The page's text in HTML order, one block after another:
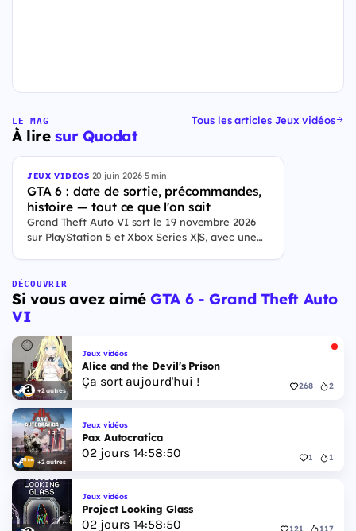
LE MAG
À liresur Quodat
Tous les articles Jeux vidéos
JEUX VIDÉOS·20 juin 2026·5 min
GTA 6 : date de sortie, précommandes,
histoire — tout ce que l'on sait
Grand Theft Auto VI sort le 19 novembre 2026
sur PlayStation 5 et Xbox Series X|S, avec une
Floride, et sa ville Vice City. Il met en scène
pour la première fois un duo de protagonistes
jouables, Jason et Lucia, cette dernière étant la
DÉCOUVRIR
Si vous avez aiméGTA 6 - Grand Theft Auto
VI
+2 autres
Jeux vidéos
Alice and the Devil's Prison
Ça sort aujourd'hui ! 268 2
+2 autres
Jeux vidéos
Pax Autocratica
02jours 14:58:49 1 1
Jeux vidéos
Project Looking Glass
02jours 14:58:49 121 117